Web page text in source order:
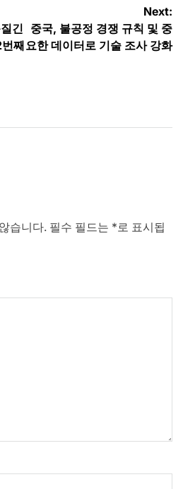
긴
째
Next:
중국, 불공정 경쟁 규칙 및 중
요한 데이터로 기술 조사 강화
습니다. 필수 필드는 *로 표시됩